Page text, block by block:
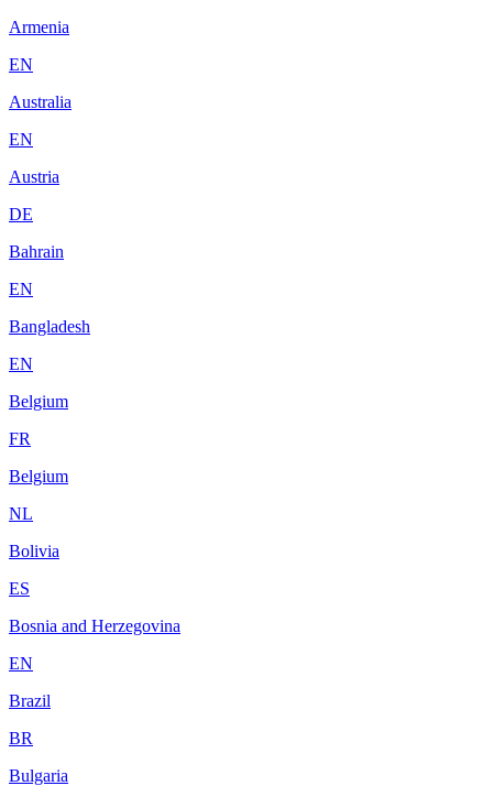
Armenia
EN
Australia
EN
Austria
DE
Bahrain
EN
Bangladesh
EN
Belgium
FR
Belgium
NL
Bolivia
ES
Bosnia and Herzegovina
EN
Brazil
BR
Bulgaria